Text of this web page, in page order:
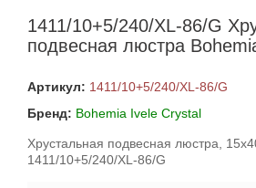
1411/10+5/240/XL-86/G
подвесная люстра
Артикул: 1411/10+5/240/XL-86/G
Бренд: Bohemia Ivele Crystal
Хрустальная подвесная люстра,
1411/10+5/240/XL-86/G